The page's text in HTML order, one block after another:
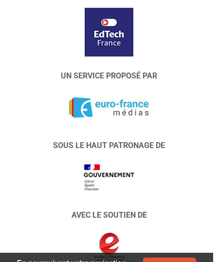
UN SERVICE PROPOSÉ PAR
SOUS LE HAUT PATRONAGE DE
AVEC LE SOUTIEN DE